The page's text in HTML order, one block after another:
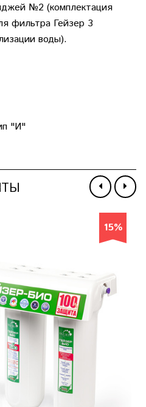
№2 (комплектация
фильтра Гейзер 3
воды).
"И"
15%